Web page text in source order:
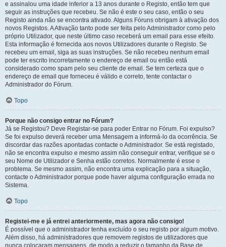
e assinalou uma idade inferior a 13 anos durante o Registo, então tem que
seguir as instruções que recebeu. Se não é este o seu caso, então o seu
Registo ainda não se encontra ativado. Alguns Fóruns obrigam à ativação dos
novos Registos. A Ativação tanto pode ser feita pelo Administrador como pelo
próprio Utilizador, que neste último caso receberá um email para esse efeito.
Esta informação é fornecida aos novos Utilizadores durante o Registo. Se
recebeu um email, siga as suas instruções. Se não recebeu nenhum email
pode ter escrito incorretamente o endereço de email ou então está
considerado como spam pelo seu cliente de email. Se tem certeza que o
endereço de email que forneceu é válido e correto, tente contactar o
Administrador do Fórum.
Topo
Porque não consigo entrar no Fórum?
Já se Registou? Deve Registar-se para poder Entrar no Fórum. Foi expulso?
Se foi expulso deverá receber uma Mensagem a informá-lo da ocorrência. Se
discordar das razões apontadas contacte o Administrador. Se está registado,
não se encontra expulso e mesmo assim não conseguir entrar, verifique se o
seu Nome de Utilizador e Senha estão corretos. Normalmente é esse o
problema. Se mesmo assim, não encontra uma explicação para a situação,
contacte o Administrador porque pode haver alguma configuração errada no
Sistema.
Topo
Registei-me e já entrei anteriormente, mas agora não consigo!
É possível que o administrador tenha excluído o seu registo por algum motivo.
Além disso, há administradores que removem registos de utilizadores que
nunca colocaram mensagens, de modo a reduzir o tamanho da Base de